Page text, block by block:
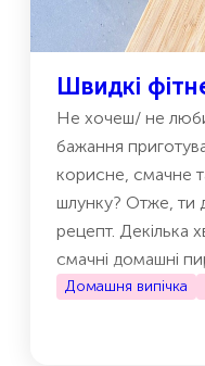
Швидкі
Не хочеш/ не
бажання
корисне, смачне
шлунку? Отже, ти
рецепт. Декілька
смачні домашні
Домашня випічка